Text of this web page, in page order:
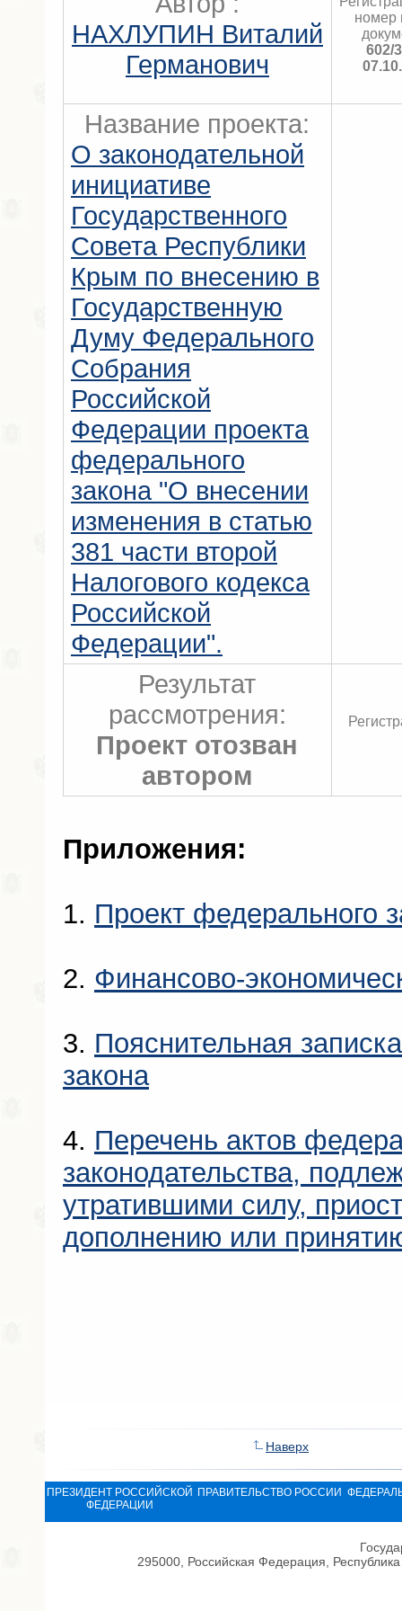
НАХЛУПИН Виталий
Германович
номер
602/
Название проекта:
О законодательной
инициативе
Государственного
Совета Республики
Крым по внесению в
Государственную
Думу Федерального
Собрания
Российской
Федерации проекта
федерального
закона "О внесении
изменения в статью
381 части второй
Налогового кодекса
Российской
Федерации".
Результат
рассмотрения:
Проект отозван
автором
Приложения:
1. Проект федерального
2. Финансово-
3. Пояснительная
закона
4. Перечень актов
законодательства,
утратившими силу,
дополнению или
Наверх
ПРЕЗИДЕНТ РОССИЙСКОЙ
ФЕДЕРАЦИИ
ПРАВИТЕЛЬСТВО РОССИИ
295000, Российская Федерация,